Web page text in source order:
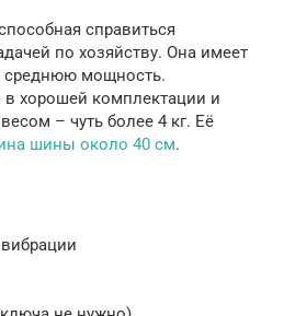
справиться
по хозяйству. Она имеет
среднюю мощность.
в хорошей комплектации и
– чуть более 4 кг. Её
шины около 40 см.